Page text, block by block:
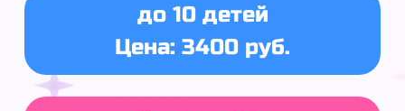
до 10 детей
Цена: 3400 руб.